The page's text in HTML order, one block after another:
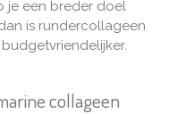
je een breder doel
is rundercollageen
collageen